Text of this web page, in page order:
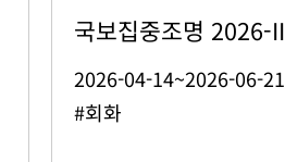
국보집중조명 2026-II
2026-04-14~2026-06-21
#회화